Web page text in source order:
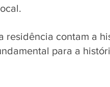
residência contam a
para a